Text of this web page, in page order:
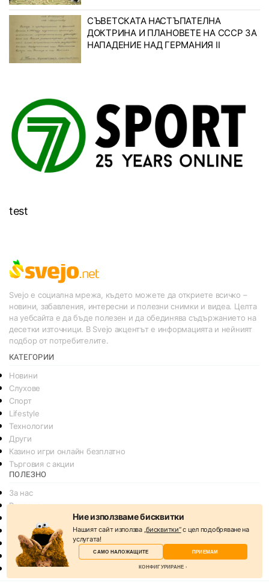
СЪВЕТСКАТА НАСТЪПАТЕЛНА
ДОКТРИНА И ПЛАНОВЕТЕ НА СССР ЗА
НАПАДЕНИЕ НАД ГЕРМАНИЯ II
test
Svejo е социална мрежа, където можете да откриете всичко –
новини, забавления, интересни и полезни снимки и видеа. Целта
на уебсайта е да бъде полезен и да обединява съдържанието на
десетки източници. В Svejo акцентът е информацията и нейният
подбор от потребителите.
КАТЕГОРИИ
Новини
Слухове
Спорт
Lifestyle
Технологии
Други
Казино игри онлайн безплатно
Търговия с акции
ПОЛЕЗНО
За нас
Реклама
Условия за споделяне
Политика за поверителснот
Политика на Бисквитките
Контакти
Ние използваме бисквитки
Нашият сайт използва „бисквитки“с цел подобряване на
услугата!
САМО НАЛОЖАЩИТЕ ПРИЕМАМ
КОНФИГУРИРАНЕ